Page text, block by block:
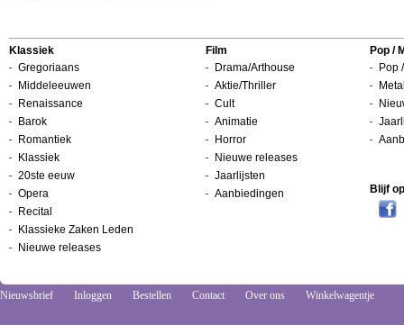
Klassiek
Gregoriaans
Middeleeuwen
Renaissance
Barok
Romantiek
Klassiek
20ste eeuw
Opera
Recital
Klassieke Zaken Leden
Nieuwe releases
Film
Drama/Arthouse
Aktie/Thriller
Cult
Animatie
Horror
Nieuwe releases
Jaarlijsten
Aanbiedingen
Pop /
Pop
Blijf
Nieuwsbrief Inloggen Bestellen Contact Over ons Winkelwagentje